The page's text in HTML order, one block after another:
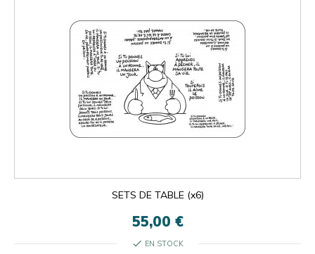
SETS DE TABLE (x6)
55,00 €
check EN STOCK